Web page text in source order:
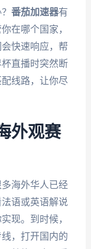
番茄加速器有
在哪个国家，
快速响应，帮
直播时突然断
线路，让你尽
外观赛
海外华人已经
语或英语解说
现。到时候，
，打开国内的